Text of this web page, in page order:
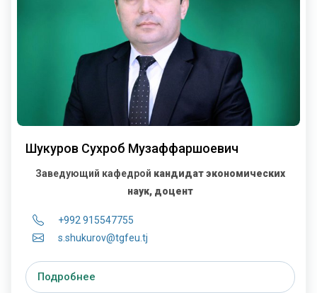
Шукуров Сухроб Музаффаршоевич
Заведующий кафедрой кандидат экономических
наук, доцент
+992 915547755
s.shukurov@tgfeu.tj
Подробнее